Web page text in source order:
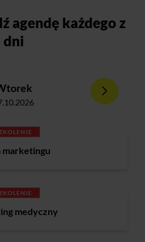
agendę każdego z
dni
marketingu
medyczny